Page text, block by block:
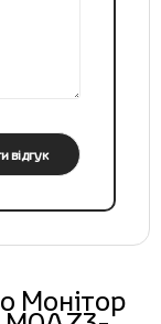
відгук
Монітор